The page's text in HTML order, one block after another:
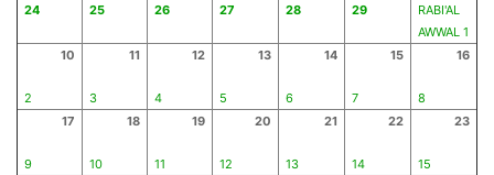
24 25 26 27 28 29
RABI'AL
AWWAL 1
10
2
11
3
12
4
13
5
14
6
15
7
16
8
17
9
18
10
19
11
20
12
21
13
22
14
23
15